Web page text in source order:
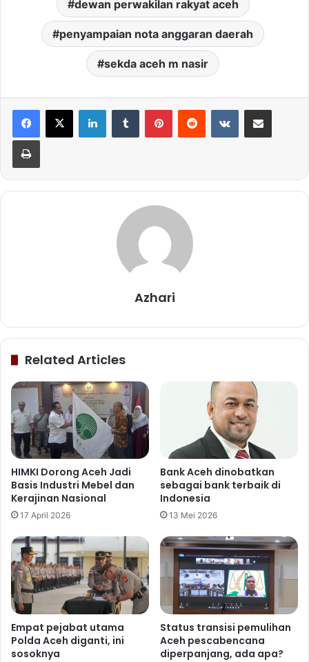
dewan perwakilan rakyat aceh
penyampaian nota anggaran daerah
sekda aceh m nasir
LinkedInTumblr PinterestReddit VKontakteShare via Email
Print
Azhari
Related Articles
HIMKI Dorong Aceh Jadi
Basis Industri Mebel dan
Kerajinan Nasional
17 April 2026
Bank Aceh dinobatkan
sebagai bank terbaik di
Indonesia
13 Mei 2026
Empat pejabat utama
Polda Aceh diganti, ini
sosoknya
Status transisi pemulihan
Aceh pescabencana
diperpanjang, ada apa?